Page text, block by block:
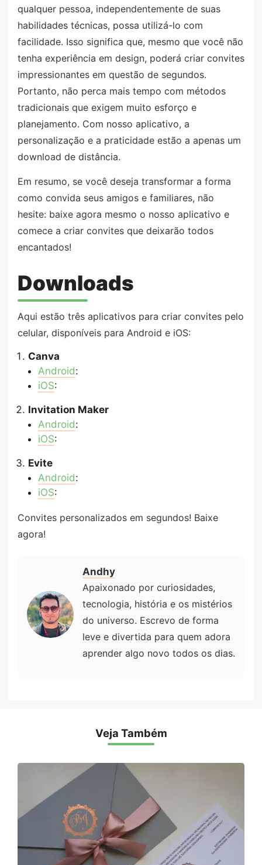
qualquer pessoa, independentemente de suas
habilidades técnicas, possa utilizá-lo com
facilidade. Isso significa que, mesmo que você não
tenha experiência em design, poderá criar convites
impressionantes em questão de segundos.
Portanto, não perca mais tempo com métodos
tradicionais que exigem muito esforço e
planejamento. Com nosso aplicativo, a
personalização e a praticidade estão a apenas um
download de distância.
Em resumo, se você deseja transformar a forma
como convida seus amigos e familiares, não
hesite: baixe agora mesmo o nosso aplicativo e
comece a criar convites que deixarão todos
encantados!
Downloads
​Aqui estão três aplicativos para criar convites pelo
celular, disponíveis para Android e iOS:​
Canva
Android:
iOS:
Invitation Maker
Android:
iOS:
Evite
Android:
iOS:
Convites personalizados em segundos! Baixe
agora!
Andhy
Apaixonado por curiosidades,
tecnologia, história e os mistérios
do universo. Escrevo de forma
leve e divertida para quem adora
aprender algo novo todos os dias.
Veja Também